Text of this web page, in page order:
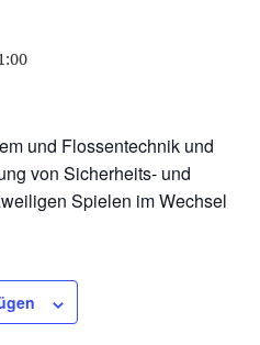
und Flossentechnik und
von Sicherheits- und
Spielen im Wechsel